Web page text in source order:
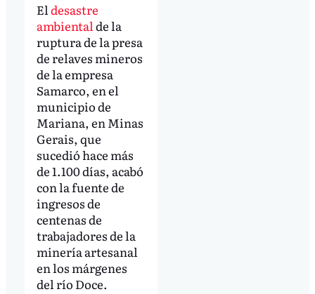
Eldesastre
ambientalde la
ruptura de la presa
de relaves mineros
de la empresa
Samarco, en el
municipio de
Mariana, en Minas
Gerais, que
sucedió hace más
de 1.100 días, acabó
con la fuente de
ingresos de
centenas de
trabajadores de la
minería artesanal
en los márgenes
del río Doce.